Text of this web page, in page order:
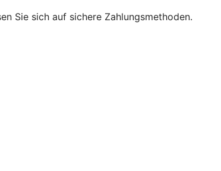
Sie sich auf sichere Zahlungsmethoden.